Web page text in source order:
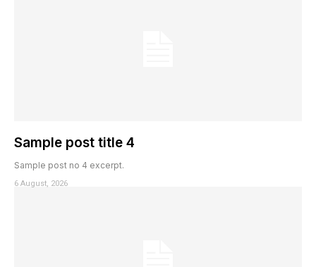
Sample post title 4
Sample post no 4 excerpt.
6 August, 2026